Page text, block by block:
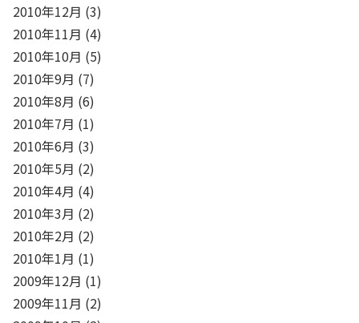
2010年12月 (3)
2010年11月 (4)
2010年10月 (5)
2010年9月 (7)
2010年8月 (6)
2010年7月 (1)
2010年6月 (3)
2010年5月 (2)
2010年4月 (4)
2010年3月 (2)
2010年2月 (2)
2010年1月 (1)
2009年12月 (1)
2009年11月 (2)